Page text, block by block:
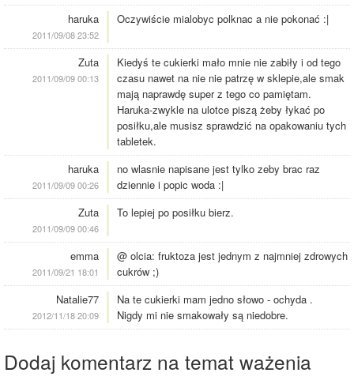
haruka
2011/09/08 23:52
Oczywiście mialobyc polknac a nie pokonać :|
Zuta
2011/09/09 00:13
Kiedyś te cukierki mało mnie nie zabiły i od tego
czasu nawet na nie nie patrzę w sklepie,ale smak
mają naprawdę super z tego co pamiętam.
Haruka-zwykle na ulotce piszą żeby łykać po
posiłku,ale musisz sprawdzić na opakowaniu tych
tabletek.
haruka
2011/09/09 00:26
no wlasnie napisane jest tylko zeby brac raz
dziennie i popic woda :|
Zuta
2011/09/09 00:46
To lepiej po posiłku bierz.
emma
2011/09/21 18:01
@ olcia: fruktoza jest jednym z najmniej zdrowych
cukrów ;)
Natalie77
2012/11/18 20:09
Na te cukierki mam jedno słowo - ochyda .
Nigdy mi nie smakowały są niedobre.
Dodaj komentarz na temat ważenia